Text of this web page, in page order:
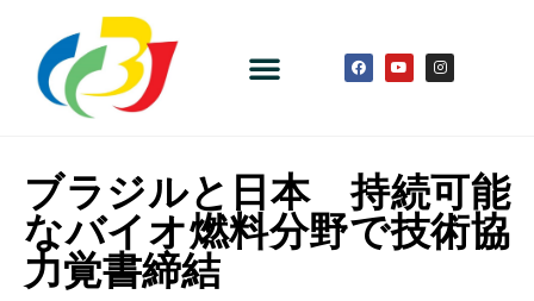
ブラジルと日本 持続可能
なバイオ燃料分野で技術協
力覚書締結